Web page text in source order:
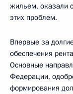
жильем, оказали
этих проблем.
Впервые за
обеспечения
Основные
Федерации,
формирования